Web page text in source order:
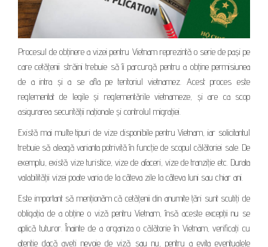
Procesul de obținere a vizei pentru Vietnam reprezintă o serie de pași pe
care cetățenii străini trebuie să îi parcurgă pentru a obține permisiunea
de a intra și a se afla pe teritoriul vietnamez. Acest proces este
reglementat de legile și reglementările vietnameze, și are ca scop
asigurarea securității naționale și controlul migrației.
Există mai multe tipuri de vize disponibile pentru Vietnam, iar solicitantul
trebuie să aleagă varianta potrivită în funcție de scopul călătoriei sale. De
exemplu, există vize turistice, vize de afaceri, vize de tranziție etc. Durata
valabilității vizei poate varia de la câteva zile la câteva luni sau chiar ani.
Este important să menționăm că cetățenii din anumite țări sunt scutiți de
obligația de a obține o viză pentru Vietnam, însă aceste excepții nu se
aplică tuturor. Înainte de a organiza o călătorie în Vietnam, verificați cu
atenție dacă aveți nevoie de viză sau nu, pentru a evita eventualele